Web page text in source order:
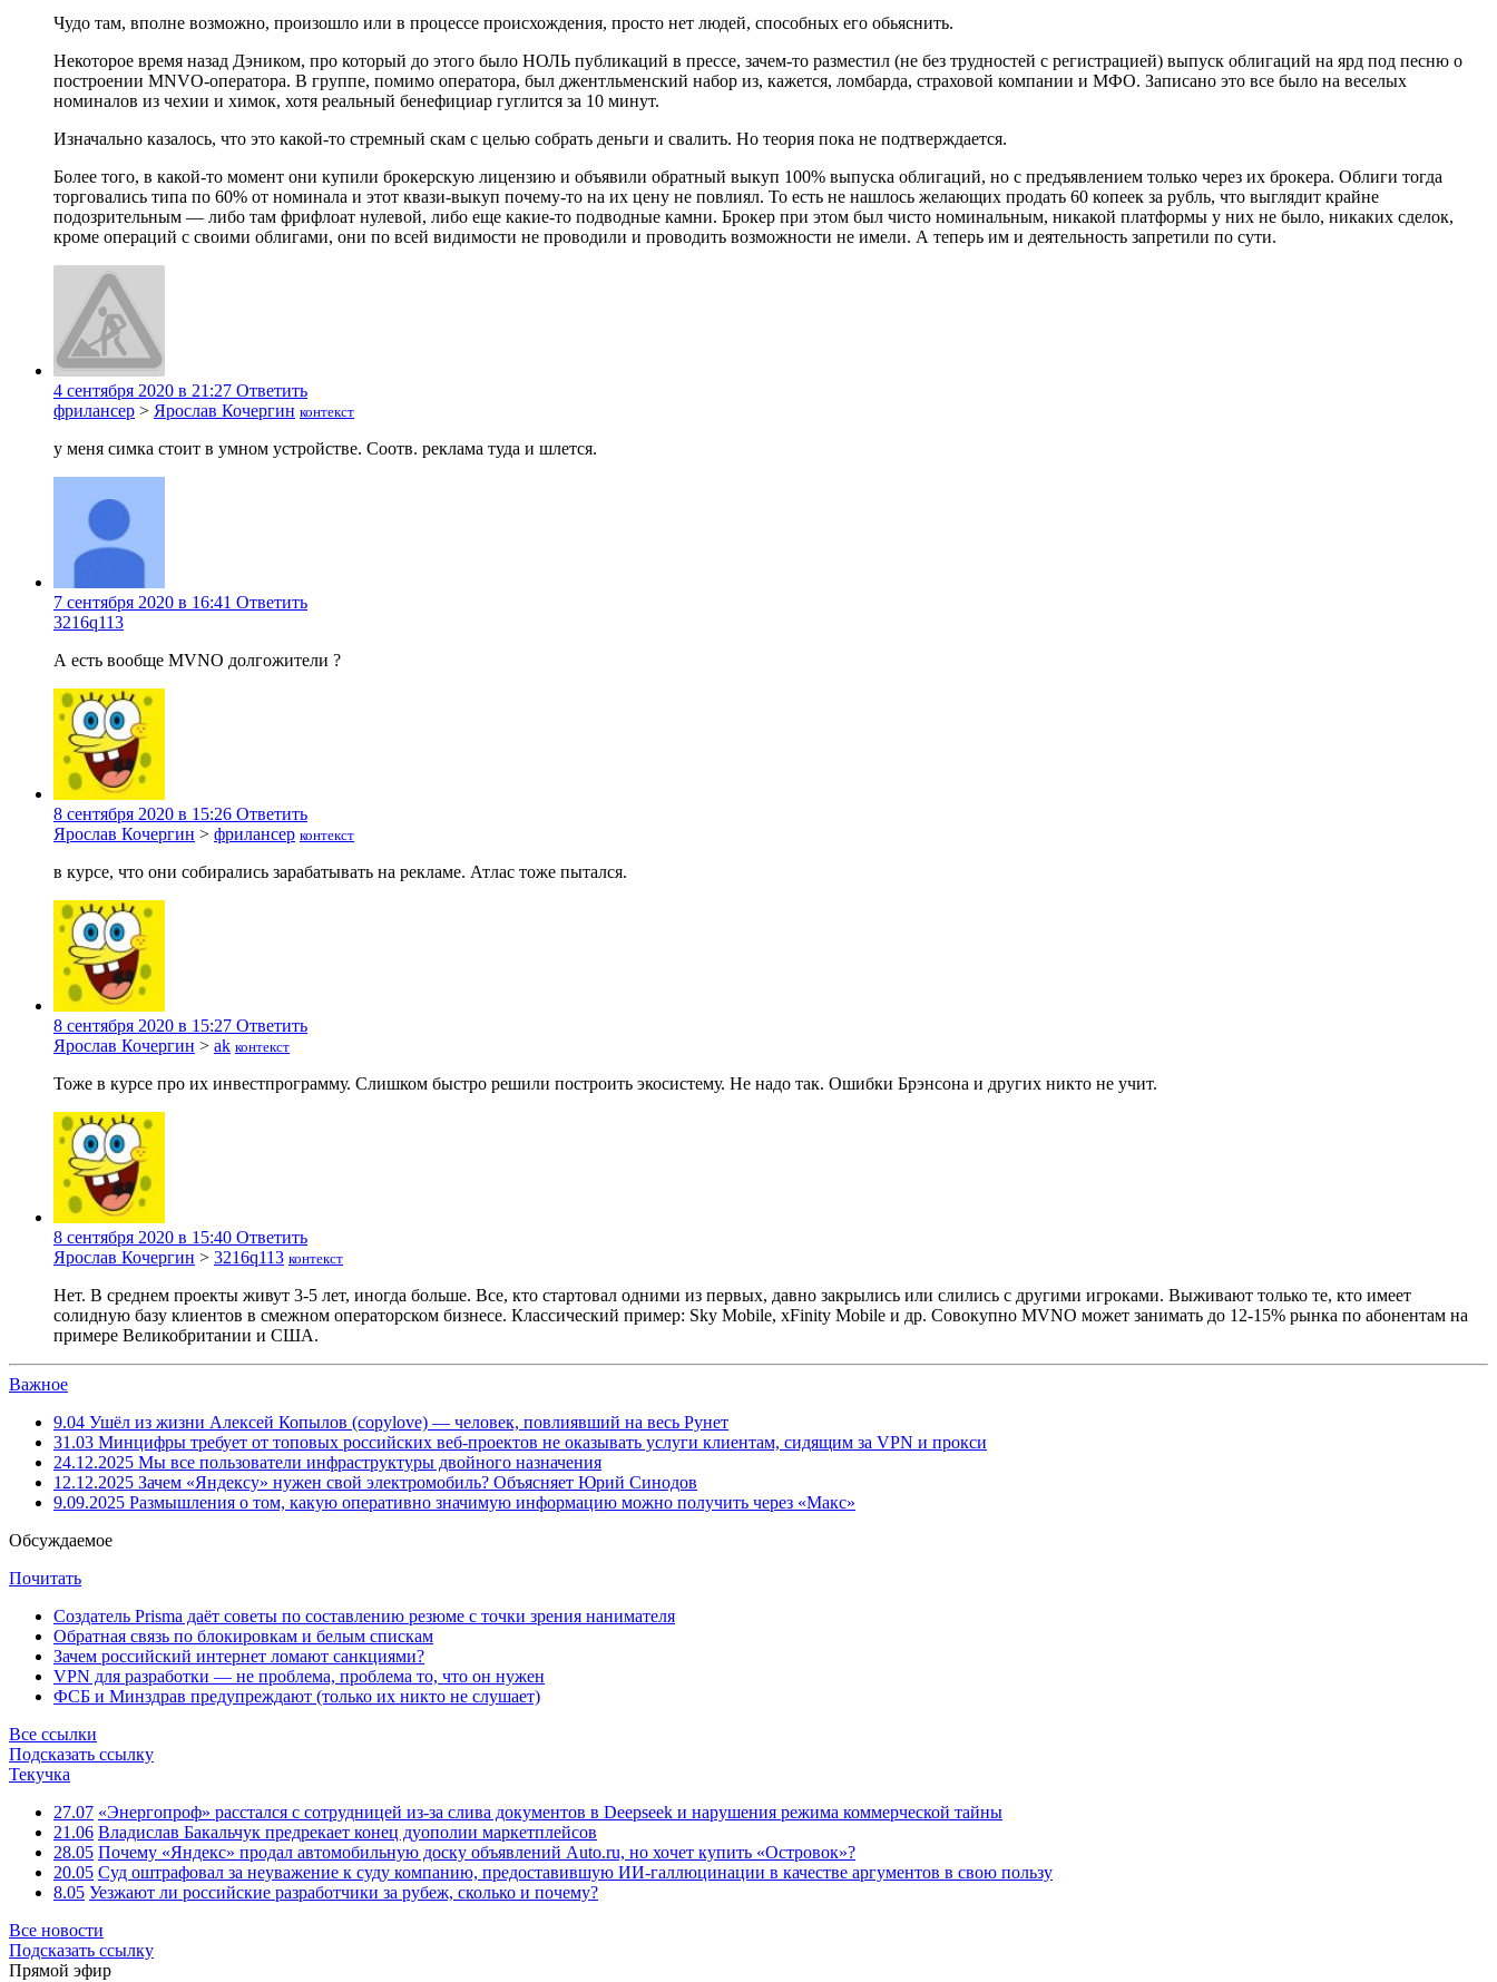
Чудо там, вполне возможно, произошло или в процессе происхождения, просто нет людей, способных его обьяснить.
Некоторое время назад Дэником, про который до этого было НОЛЬ публикаций в прессе, зачем-то разместил (не без трудностей с регистрацией) выпуск облигаций на ярд под песню о
построении MNVO-оператора. В группе, помимо оператора, был джентльменский набор из, кажется, ломбарда, страховой компании и МФО. Записано это все было на веселых
номиналов из чехии и химок, хотя реальный бенефициар гуглится за 10 минут.
Изначально казалось, что это какой-то стремный скам с целью собрать деньги и свалить. Но теория пока не подтверждается.
Более того, в какой-то момент они купили брокерскую лицензию и объявили обратный выкуп 100% выпуска облигаций, но с предъявлением только через их брокера. Облиги тогда
торговались типа по 60% от номинала и этот квази-выкуп почему-то на их цену не повлиял. То есть не нашлось желающих продать 60 копеек за рубль, что выглядит крайне
подозрительным — либо там фрифлоат нулевой, либо еще какие-то подводные камни. Брокер при этом был чисто номинальным, никакой платформы у них не было, никаких сделок,
кроме операций с своими облигами, они по всей видимости не проводили и проводить возможности не имели. А теперь им и деятельность запретили по сути.
4 сентября 2020 в 21:27 Ответить
фрилансер > Ярослав Кочергин контекст
у меня симка стоит в умном устройстве. Соотв. реклама туда и шлется.
7 сентября 2020 в 16:41 Ответить
3216q113
А есть вообще МVNO долгожители ?
8 сентября 2020 в 15:26 Ответить
Ярослав Кочергин > фрилансер контекст
в курсе, что они собирались зарабатывать на рекламе. Атлас тоже пытался.
8 сентября 2020 в 15:27 Ответить
Ярослав Кочергин > ak контекст
Тоже в курсе про их инвестпрограмму. Слишком быстро решили построить экосистему. Не надо так. Ошибки Брэнсона и других никто не учит.
8 сентября 2020 в 15:40 Ответить
Ярослав Кочергин > 3216q113 контекст
Нет. В среднем проекты живут 3-5 лет, иногда больше. Все, кто стартовал одними из первых, давно закрылись или слились с другими игроками. Выживают только те, кто имеет
солидную базу клиентов в смежном операторском бизнесе. Классический пример: Sky Mobile, xFinity Mobile и др. Совокупно MVNO может занимать до 12-15% рынка по абонентам на
примере Великобритании и США.
Важное
9.04 Ушёл из жизни Алексей Копылов (copylove) — человек, повлиявший на весь Рунет
31.03 Минцифры требует от топовых российских веб-проектов не оказывать услуги клиентам, сидящим за VPN и прокси
24.12.2025 Мы все пользователи инфраструктуры двойного назначения
12.12.2025 Зачем «Яндексу» нужен свой электромобиль? Объясняет Юрий Синодов
9.09.2025 Размышления о том, какую оперативно значимую информацию можно получить через «Макс»
Обсуждаемое
Почитать
Создатель Prisma даёт советы по составлению резюме с точки зрения нанимателя
Обратная связь по блокировкам и белым спискам
Зачем российский интернет ломают санкциями?
VPN для разработки — не проблема, проблема то, что он нужен
ФСБ и Минздрав предупреждают (только их никто не слушает)
Все ссылки
Подсказать ссылку
Текучка
27.07 «Энергопроф» расстался с сотрудницей из-за слива документов в Deepseek и нарушения режима коммерческой тайны
21.06 Владислав Бакальчук предрекает конец дуополии маркетплейсов
28.05 Почему «Яндекс» продал автомобильную доску объявлений Auto.ru, но хочет купить «Островок»?
20.05 Суд оштрафовал за неуважение к суду компанию, предоставившую ИИ-галлюцинации в качестве аргументов в свою пользу
8.05 Уезжают ли российские разработчики за рубеж, сколько и почему?
Все новости
Подсказать ссылку
Прямой эфир